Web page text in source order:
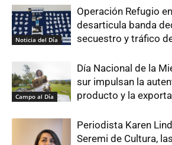
Noticia del Día
Operación Refugio
desarticula banda
secuestro y tráfico
Campo al Día
Día Nacional de la
sur impulsan la
producto y la
Periodista Karen
Seremi de Cultura,